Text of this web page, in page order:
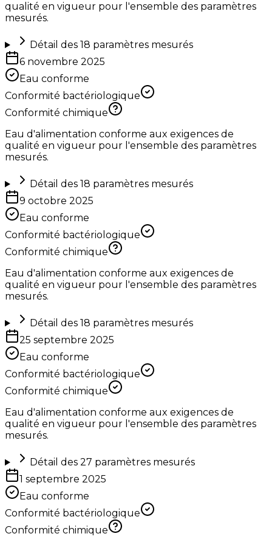
qualité en vigueur pour l'ensemble des paramètres
mesurés.
Détail des 18 paramètres mesurés
6 novembre 2025
Eau conforme
Conformité bactériologique
Conformité chimique
Eau d'alimentation conforme aux exigences de
qualité en vigueur pour l'ensemble des paramètres
mesurés.
Détail des 18 paramètres mesurés
9 octobre 2025
Eau conforme
Conformité bactériologique
Conformité chimique
Eau d'alimentation conforme aux exigences de
qualité en vigueur pour l'ensemble des paramètres
mesurés.
Détail des 18 paramètres mesurés
25 septembre 2025
Eau conforme
Conformité bactériologique
Conformité chimique
Eau d'alimentation conforme aux exigences de
qualité en vigueur pour l'ensemble des paramètres
mesurés.
Détail des 27 paramètres mesurés
1 septembre 2025
Eau conforme
Conformité bactériologique
Conformité chimique